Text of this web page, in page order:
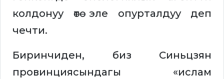
колдонуу өтө эле опурталдуу деп
чечти.
Биринчиден, биз Синьцзян
провинциясындагы «ислам